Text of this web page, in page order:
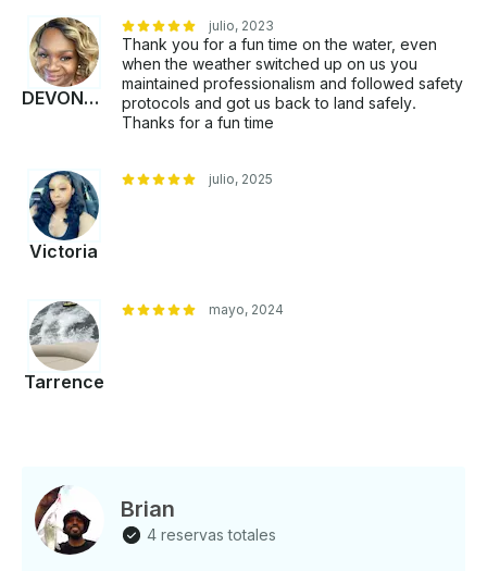
DEVONYIA
julio, 2023
Thank you for a fun time on the water, even
when the weather switched up on us you
maintained professionalism and followed safety
protocols and got us back to land safely.
Thanks for a fun time
Victoria
julio, 2025
Tarrence
mayo, 2024
Brian
4 reservas totales